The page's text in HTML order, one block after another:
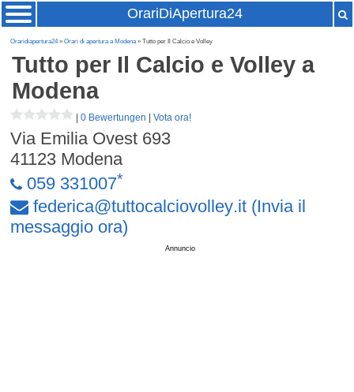
OrariDiApertura24
Oraridiapertura24»Orari di apertura a Modena» Tutto per Il Calcio e Volley
Tutto per Il Calcio e Volley a
Modena
|0 Bewertungen |Vota ora!
Via Emilia Ovest 693
41123 Modena
059 331007*
federica@tuttocalciovolley.it (Invia il
messaggio ora)
Annuncio